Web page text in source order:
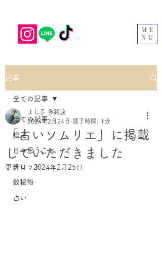
ME
NU
記事
全ての記事
鑑定
日々思うこと
タロット
数秘術
占い
全ての記事
「占いソムリエ」に掲載
していただきました
よし子 多路渡
2024年2月24日 読了時間: 1分
更新日： 2024年2月25日